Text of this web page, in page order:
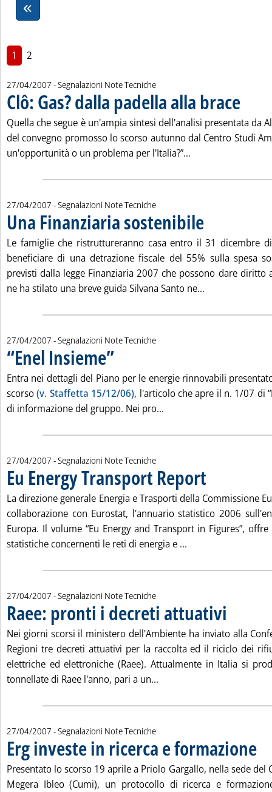
1 2
27/04/2007 - Segnalazioni Note Tecniche
Clô: Gas? dalla padella alla brace
Quella che segue è un'ampia sintesi dell'analisi presentata da
del convegno promosso lo scorso autunno dal Centro Studi
un'opportunità o un problema per l'Italia?”...
27/04/2007 - Segnalazioni Note Tecniche
Una Finanziaria sostenibile
Le famiglie che ristruttureranno casa entro il 31 dicembre
beneficiare di una detrazione fiscale del 55% sulla spesa
previsti dalla legge Finanziaria 2007 che possono dare diritto
ne ha stilato una breve guida Silvana Santo ne...
27/04/2007 - Segnalazioni Note Tecniche
“Enel Insieme”. Pubblicata venerdì 27 aprile 2007 alle 15.20.
Entra nei dettagli del Piano per le energie rinnovabili
scorso(v. Staffetta 15/12/06), l'articolo che apre il n. 1/07 di
di informazione del gruppo. Nei pro...
27/04/2007 - Segnalazioni Note Tecniche
Eu Energy Transport Report
La direzione generale Energia e Trasporti della Commissione
collaborazione con Eurostat, l'annuario statistico 2006
Europa. Il volume “Eu Energy and Transport in Figures”,
statistiche concernenti le reti di energia e ...
27/04/2007 - Segnalazioni Note Tecniche
Raee: pronti i decreti attuativi
Nei giorni scorsi il ministero dell'Ambiente ha inviato alla
Regioni tre decreti attuativi per la raccolta ed il riciclo dei
elettriche ed elettroniche (Raee). Attualmente in Italia si
tonnellate di Raee l'anno, pari a un...
27/04/2007 - Segnalazioni Note Tecniche
Erg investe in ricerca e formazione
Presentato lo scorso 19 aprile a Priolo Gargallo, nella sede del
Megera Ibleo (Cumi), un protocollo di ricerca e